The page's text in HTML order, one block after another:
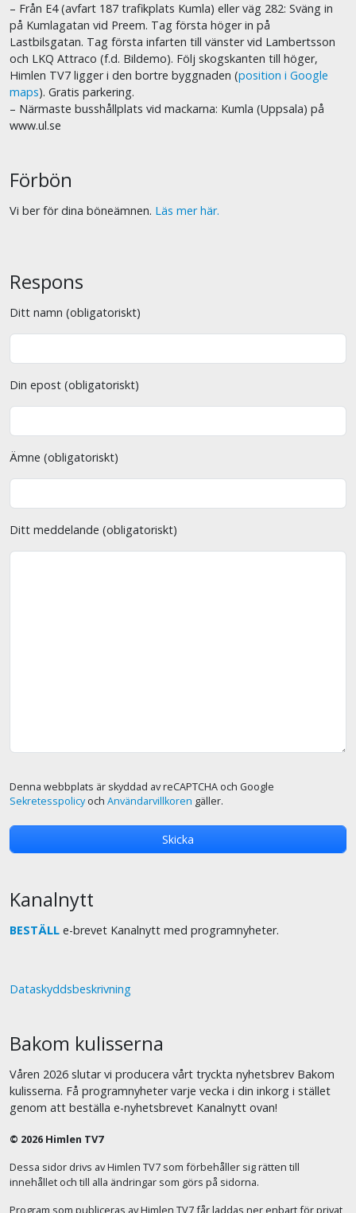
– Från E4 (avfart 187 trafikplats Kumla) eller väg 282: Sväng in
på Kumlagatan vid Preem. Tag första höger in på
Lastbilsgatan. Tag första infarten till vänster vid Lambertsson
och LKQ Attraco (f.d. Bildemo). Följ skogskanten till höger,
Himlen TV7 ligger i den bortre byggnaden (position i Google
maps). Gratis parkering.
– Närmaste busshållplats vid mackarna: Kumla (Uppsala) på
www.ul.se
Förbön
Vi ber för dina böneämnen. Läs mer här.
Respons
Ditt namn (obligatoriskt)
Din epost (obligatoriskt)
Ämne (obligatoriskt)
Ditt meddelande (obligatoriskt)
Denna webbplats är skyddad av reCAPTCHA och Google
Sekretesspolicyoch Användarvillkoren gäller.
Kanalnytt
BESTÄLL e-brevet Kanalnytt med programnyheter.
Dataskyddsbeskrivning
Bakom kulisserna
Våren 2026 slutar vi producera vårt tryckta nyhetsbrev Bakom
kulisserna. Få programnyheter varje vecka i din inkorg i stället
genom att beställa e-nyhetsbrevet Kanalnytt ovan!
© 2026 Himlen TV7
Dessa sidor drivs av Himlen TV7 som förbehåller sig rätten till
innehållet och till alla ändringar som görs på sidorna.
Program som publiceras av Himlen TV7 får laddas ner enbart för privat